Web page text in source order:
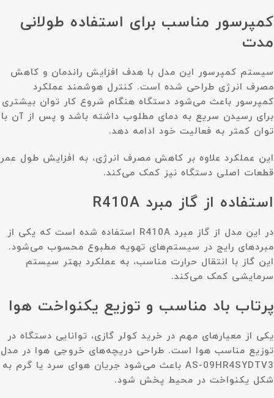
کمپرسور مناسب برای استفاده طولانی
مدت
سیستم کمپرسور این مدل با هدف افزایش راندمان و کاهش
مصرف انرژی طراحی شده است. کنترل هوشمند عملکرد
کمپرسور باعث می‌شود دستگاه هنگام شروع کار توان بیشتری
برای رسیدن سریع به دمای مطلوب داشته باشد و پس از آن با
توان کمتر به فعالیت خود ادامه دهد.
این عملکرد علاوه بر کاهش مصرف انرژی، به افزایش طول عمر
قطعات اصلی دستگاه نیز کمک می‌کند.
استفاده از گاز مبرد R410A
در این مدل از گاز مبرد R410A استفاده شده است که یکی از
مبردهای رایج در سیستم‌های تهویه مطبوع محسوب می‌شود.
این گاز با انتقال حرارت مناسب، به عملکرد بهتر سیستم
سرمایشی کمک می‌کند.
پرتاب باد مناسب و توزیع یکنواخت هوا
یکی از معیارهای مهم در خرید کولر گازی، توانایی دستگاه در
توزیع مناسب هوا است. طراحی دریچه‌های خروجی هوا در مدل
AS-09HR4SYDTV3 باعث می‌شود جریان هوای سرد یا گرم به
شکل یکنواخت در محیط پخش شود.